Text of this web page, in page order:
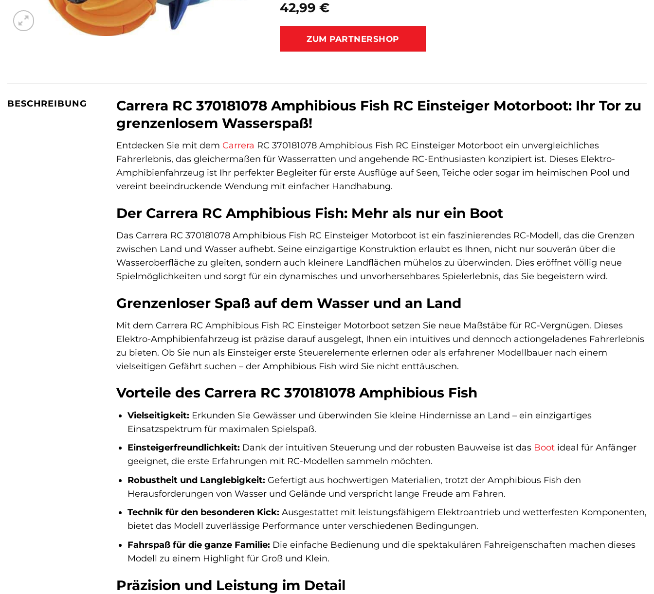
42,99 €
ZUM PARTNERSHOP
BESCHREIBUNG
Carrera RC 370181078 Amphibious Fish RC Einsteiger Motorboot: Ihr Tor zu
grenzenlosem Wasserspaß!
Entdecken Sie mit dem Carrera RC 370181078 Amphibious Fish RC Einsteiger Motorboot ein unvergleichliches
Fahrerlebnis, das gleichermaßen für Wasserratten und angehende RC-Enthusiasten konzipiert ist. Dieses Elektro-
Amphibienfahrzeug ist Ihr perfekter Begleiter für erste Ausflüge auf Seen, Teiche oder sogar im heimischen Pool und
vereint beeindruckende Wendung mit einfacher Handhabung.
Der Carrera RC Amphibious Fish: Mehr als nur ein Boot
Das Carrera RC 370181078 Amphibious Fish RC Einsteiger Motorboot ist ein faszinierendes RC-Modell, das die Grenzen
zwischen Land und Wasser aufhebt. Seine einzigartige Konstruktion erlaubt es Ihnen, nicht nur souverän über die
Wasseroberfläche zu gleiten, sondern auch kleinere Landflächen mühelos zu überwinden. Dies eröffnet völlig neue
Spielmöglichkeiten und sorgt für ein dynamisches und unvorhersehbares Spielerlebnis, das Sie begeistern wird.
Grenzenloser Spaß auf dem Wasser und an Land
Mit dem Carrera RC Amphibious Fish RC Einsteiger Motorboot setzen Sie neue Maßstäbe für RC-Vergnügen. Dieses
Elektro-Amphibienfahrzeug ist präzise darauf ausgelegt, Ihnen ein intuitives und dennoch actiongeladenes Fahrerlebnis
zu bieten. Ob Sie nun als Einsteiger erste Steuerelemente erlernen oder als erfahrener Modellbauer nach einem
vielseitigen Gefährt suchen – der Amphibious Fish wird Sie nicht enttäuschen.
Vorteile des Carrera RC 370181078 Amphibious Fish
Vielseitigkeit: Erkunden Sie Gewässer und überwinden Sie kleine Hindernisse an Land – ein einzigartiges
Einsatzspektrum für maximalen Spielspaß.
Einsteigerfreundlichkeit: Dank der intuitiven Steuerung und der robusten Bauweise ist das Bootideal für Anfänger
geeignet, die erste Erfahrungen mit RC-Modellen sammeln möchten.
Robustheit und Langlebigkeit: Gefertigt aus hochwertigen Materialien, trotzt der Amphibious Fish den
Herausforderungen von Wasser und Gelände und verspricht lange Freude am Fahren.
Technik für den besonderen Kick: Ausgestattet mit leistungsfähigem Elektroantrieb und wetterfesten Komponenten,
bietet das Modell zuverlässige Performance unter verschiedenen Bedingungen.
Fahrspaß für die ganze Familie: Die einfache Bedienung und die spektakulären Fahreigenschaften machen dieses
Modell zu einem Highlight für Groß und Klein.
Präzision und Leistung im Detail